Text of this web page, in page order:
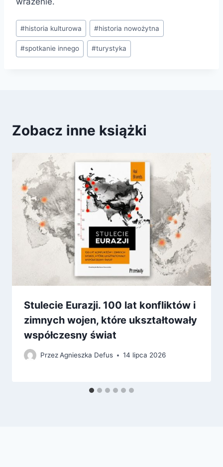
Tagi
wpisu:
#historia kulturowa #historia nowożytna
#spotkanie innego #turystyka
Zobacz inne książki
Stulecie Eurazji. 100 lat konfliktów i
zimnych wojen, które ukształtowały
współczesny świat
PrzezAgnieszka Defus 14 lipca 2026